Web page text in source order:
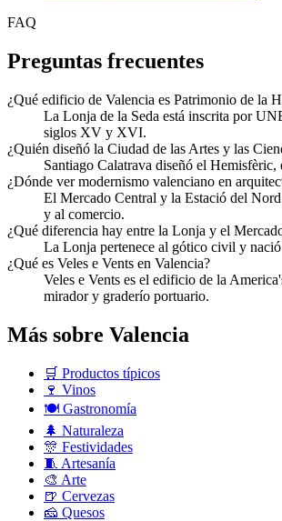
FAQ
Preguntas frecuentes
¿Qué edificio de Valencia es Patrimonio de la
La Lonja de la Seda está inscrita por
siglos XV y XVI.
¿Quién diseñó la Ciudad de las Artes y las
Santiago Calatrava diseñó el
¿Dónde ver modernismo valenciano en
El Mercado Central y la Estació del
y al comercio.
¿Qué diferencia hay entre la Lonja y el
La Lonja pertenece al gótico civil y
¿Qué es Veles e Vents en Valencia?
Veles e Vents es el edificio de la
mirador y graderío portuario.
Más sobre Valencia
🛒 Productos típicos
🍷 Vinos
🍽️ Gastronomía
🌲 Naturaleza
🎊 Festividades
🧵 Artesanía
🎨 Arte
🍺 Cervezas
🧀 Quesos